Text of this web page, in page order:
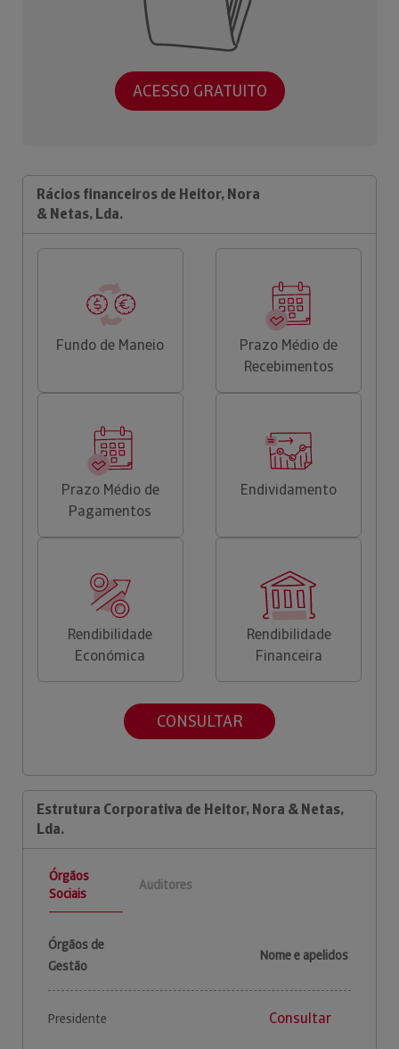
ACESSO GRATUITO
Rácios financeiros de Heitor, Nora
& Netas, Lda.
Fundo de Maneio
Prazo Médio de
Recebimentos
Prazo Médio de
Pagamentos
Endividamento
Rendibilidade
Económica
Rendibilidade
Financeira
CONSULTAR
Estrutura Corporativa de Heitor, Nora & Netas,
Lda.
Órgãos
Sociais
Auditores
Órgãos de
Gestão
Nome e apelidos
Presidente Consultar